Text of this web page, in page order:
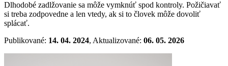
Dlhodobé zadlžovanie sa môže vymknúť spod kontroly. Požičiavať
si treba zodpovedne a len vtedy, ak si to človek môže dovoliť
splácať.
Publikované: 14. 04. 2024, Aktualizované: 06. 05. 2026